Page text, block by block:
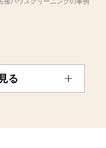
後ハウスクリーニングの事例
る